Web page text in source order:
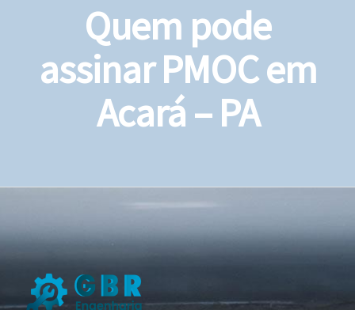
Quem pode
assinar PMOC em
Acará – PA